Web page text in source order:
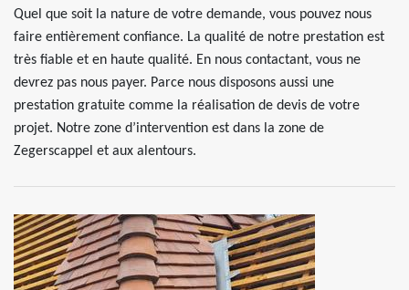
Quel que soit la nature de votre demande, vous pouvez nous
faire entièrement confiance. La qualité de notre prestation est
très fiable et en haute qualité. En nous contactant, vous ne
devrez pas nous payer. Parce nous disposons aussi une
prestation gratuite comme la réalisation de devis de votre
projet. Notre zone d’intervention est dans la zone de
Zegerscappel et aux alentours.